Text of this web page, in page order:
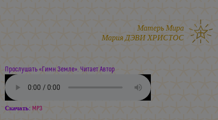
Матерь Мира
Мария ДЭВИ ХРИСТОС
Прослушать «Гимн Земле». Читает Автор
Скачать: MP3